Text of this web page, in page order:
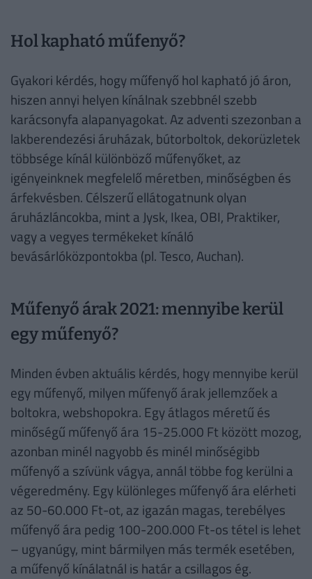
Hol kapható műfenyő?
Gyakori kérdés, hogy műfenyő hol kapható jó áron,
hiszen annyi helyen kínálnak szebbnél szebb
karácsonyfa alapanyagokat. Az adventi szezonban a
lakberendezési áruházak, bútorboltok, dekorüzletek
többsége kínál különböző műfenyőket, az
igényeinknek megfelelő méretben, minőségben és
árfekvésben. Célszerű ellátogatnunk olyan
áruházláncokba, mint a Jysk, Ikea, OBI, Praktiker,
vagy a vegyes termékeket kínáló
bevásárlóközpontokba (pl. Tesco, Auchan).
Műfenyő árak 2021: mennyibe kerül
egy műfenyő?
Minden évben aktuális kérdés, hogy mennyibe kerül
egy műfenyő, milyen műfenyő árak jellemzőek a
boltokra, webshopokra. Egy átlagos méretű és
minőségű műfenyő ára 15-25.000 Ft között mozog,
azonban minél nagyobb és minél minőségibb
műfenyő a szívünk vágya, annál többe fog kerülni a
végeredmény. Egy különleges műfenyő ára elérheti
az 50-60.000 Ft-ot, az igazán magas, terebélyes
műfenyő ára pedig 100-200.000 Ft-os tétel is lehet
– ugyanúgy, mint bármilyen más termék esetében,
a műfenyő kínálatnál is határ a csillagos ég.